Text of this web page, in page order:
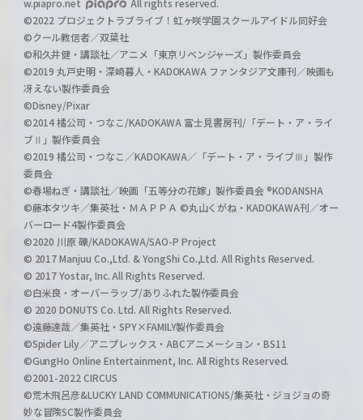
©2022 プロジェクトラブライブ！虹ヶ咲学園スクールアイドル同好会
©クール教信者／双葉社
©和久井健・講談社／アニメ「東京リベンジャーズ」製作委員会
©2019 丸戸史明・深崎暮人・KADOKAWA ファンタジア文庫刊／映画も
冴えない製作委員会
©Disney/Pixar
©2014 橘公司・つなこ/KADOKAWA 富士見書房刊/「デート・ア・ライ
ブⅡ」製作委員会
©2019 橘公司・つなこ／KADOKAWA／「デート・ア・ライブⅢ」製作
委員会
©春場ねぎ・講談社／映画「五等分の花嫁」製作委員会 ®KODANSHA
©藤本タツキ／集英社・ＭＡＰＰＡ ©丸山くがね・KADOKAWA刊／オー
バーロード4製作委員会
©2020 川原 礫/KADOKAWA/SAO-P Project
© 2017 Manjuu Co.,Ltd. & YongShi Co.,Ltd. All Rights Reserved.
© 2017 Yostar, Inc. All Rights Reserved.
©白米良・オーバーラップ/ありふれた製作委員会
© 2020 DONUTS Co. Ltd. All Rights Reserved.
©遠藤達哉／集英社・SPY×FAMILY製作委員会
©Spider Lily／アニプレックス・ABCアニメーション・BS11
©GungHo Online Entertainment, Inc. All Rights Reserved.
©2001-2022 CIRCUS
©荒木飛呂彦&LUCKY LAND COMMUNICATIONS/集英社・ジョジョの奇
妙な冒険SC製作委員会